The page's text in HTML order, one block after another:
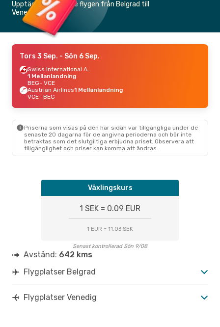
Upptäck de billigaste flygen från Belgrad till
Venedig
Tors 3 Sep. - Sön 6 Sep.
Swiss International Air Lines
1 Mellanlandning
BEG- VCE
Austrian Airlines1 Mellanlandning
VCE- BEG
Priserna som visas på den här sidan var tillgängliga under de
senaste 20 dagarna för de angivna perioderna och bör inte
betraktas som det slutgiltiga erbjudna priset. Observera att
tillgänglighet och priser kan komma att ändras.
Växlingskurs
1 SEK = 0.09 EUR
1 EUR = 11.03 SEK
Senast kontrollerad Sön 9/08
Avstånd: 642 kms
Flygplatser Belgrad
Flygplatser Venedig